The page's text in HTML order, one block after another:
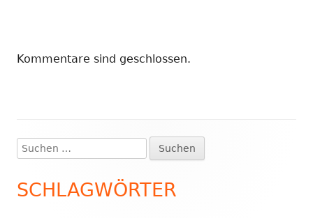
Kommentare sind geschlossen.
Haupt-
Seitenleiste
Suchen
nach:
SCHLAGWÖRTER